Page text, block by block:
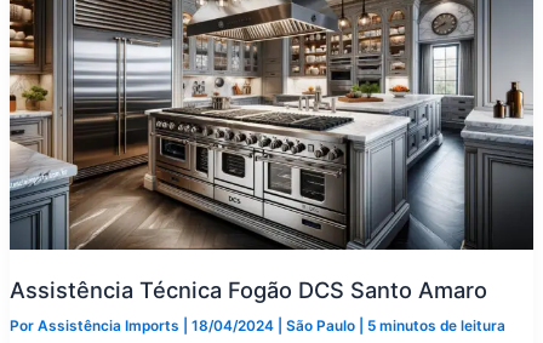
Assistência Técnica Fogão DCS Santo Amaro
Por Assistência Imports 18/04/2024 São Paulo| 5 minutos de leitura